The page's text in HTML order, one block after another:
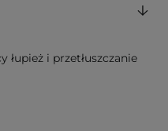
łupież i przetłuszczanie